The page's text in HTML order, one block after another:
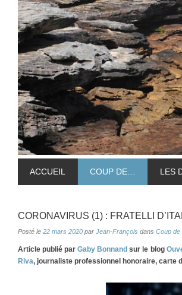
ACCUEIL COUP DE… LES
CORONAVIRUS (1) : FRATELLI
Posté le 22 mars 2020 par Jean-François dans Coup de
Article publié parGaby Bonnand sur le blog
Riva, journaliste professionnel honoraire, carte